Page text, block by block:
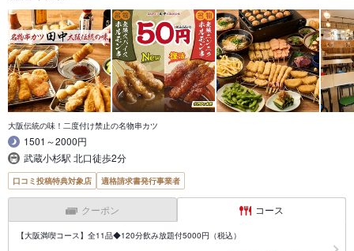
大阪伝統の味！二度付け禁止の名物串カツ
1501～2000円
武蔵小杉駅 北口徒歩2分
口コミ投稿特典対象店 適格請求書発行事業者
クーポン コース
【大阪満喫コース】全11品◆120分飲み放題付5000円（税込）